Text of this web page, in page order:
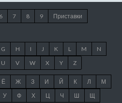
6 7 8 9
Приставки
G H I J K L M
N
U V W X Y Z
Ё Ж З И Й К Л
М
У Ф Х Ц Ч Ш Щ